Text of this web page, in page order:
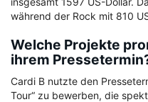
während der Rock mit 810
Welche Projekte
ihrem
Cardi B nutzte den
Tour“ zu bewerben, die